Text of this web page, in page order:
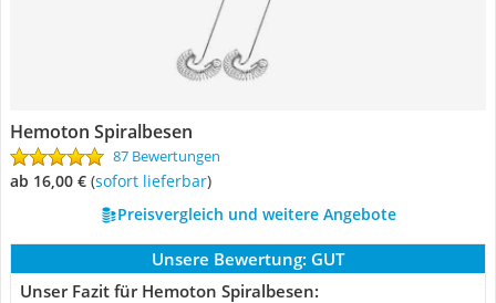
Hemoton Spiralbesen
87 Bewertungen
ab 16,00 € ( Sofort lieferbar)
Preisvergleich und weitere Angebote
Unsere Bewertung: GUT
Unser Fazit für Hemoton Spiralbesen: